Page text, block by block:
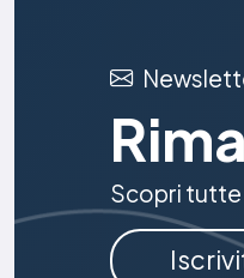
Scopri tutte